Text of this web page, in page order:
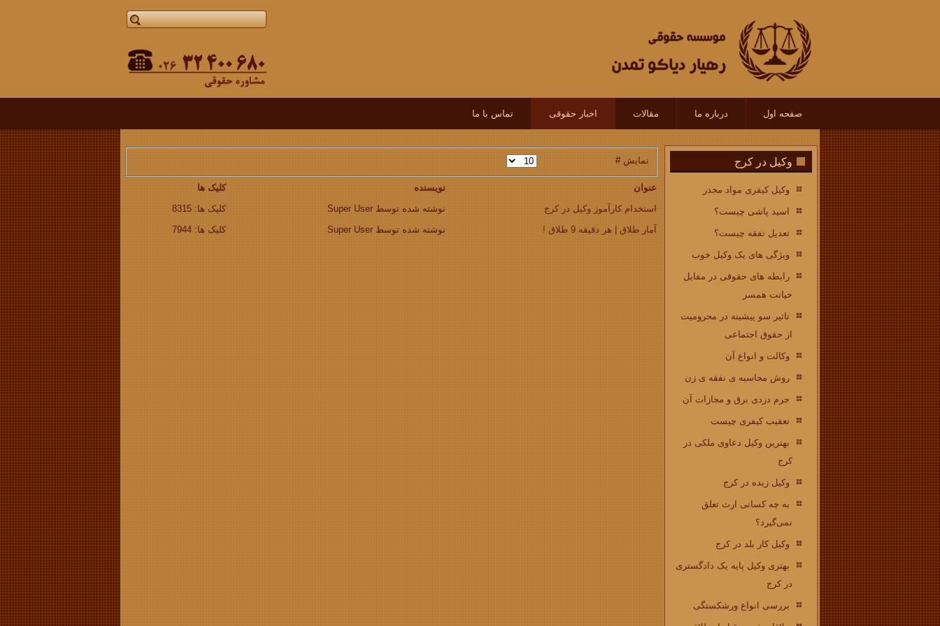
صفحه اول درباره ما مقالات اخبار حقوقی تماس با ما
وکیل در کرج
وکیل کیفری مواد مخدر
اسید پاشی چیست؟
تعدیل نفقه چیست؟
ویژگی های یک وکیل خوب
رابطه های حقوقی در مقابل
خیانت همسر
تاثیر سو پیشینه در محرومیت
از حقوق اجتماعی
وکالت و انواع آن
روش محاسبه ی نفقه ی زن
جرم دزدی برق و مجازات آن
تعقیب کیفری چیست
بهترین وکیل دعاوی ملکی در
کرج
وکیل زبده در کرج
به چه کسانی ارث تعلق
نمی‌گیرد؟
وکیل کار بلد در کرج
بهتری وکیل پایه یک دادگستری
در کرج
بررسی انواع ورشکستگی
نمایش #
عنوان نویسنده
کلیک ها
استخدام کارآموز وکیل در کرج
نوشته شده توسط Super User
کلیک ها: 8315
آمار طلاق | هر دقیقه 9 طلاق !
نوشته شده توسط Super User کلیک ها: 7944